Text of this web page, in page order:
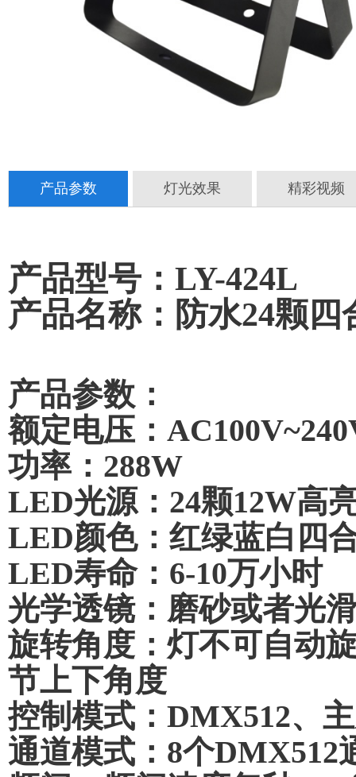
产品参数 灯光效果 精彩视频
产品型号：LY-424L
产品名称：防水24颗
产品参数：
额定电压：
功率：288W
LED光源：24颗12W高
LED颜色：红绿蓝白四
LED寿命：6-10万小时
光学透镜：磨砂或者光
旋转角度：灯不可自动
节上下角度
控制模式：DMX512、
通道模式：8个